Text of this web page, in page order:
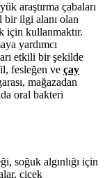
araştırma çabaları
bir ilgi alanı olan
için kullanmaktır.
yardımcı
etkili bir şekilde
fesleğen ve çay
mağazadan
oral bakteri
soğuk algınlığı için
çiçek